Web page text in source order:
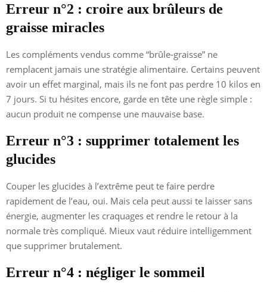
Erreur n°2 : croire aux brûleurs de
graisse miracles
Les compléments vendus comme “brûle-graisse” ne
remplacent jamais une stratégie alimentaire. Certains peuvent
avoir un effet marginal, mais ils ne font pas perdre 10 kilos en
7 jours. Si tu hésites encore, garde en tête une règle simple :
aucun produit ne compense une mauvaise base.
Erreur n°3 : supprimer totalement les
glucides
Couper les glucides à l’extrême peut te faire perdre
rapidement de l’eau, oui. Mais cela peut aussi te laisser sans
énergie, augmenter les craquages et rendre le retour à la
normale très compliqué. Mieux vaut réduire intelligemment
que supprimer brutalement.
Erreur n°4 : négliger le sommeil